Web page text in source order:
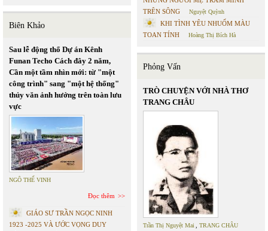
Biên Khảo
Sau lễ động thổ Dự án Kênh
Funan Techo Cách đây 2 năm,
Cần một tầm nhìn mới: từ "một
công trình" sang "một hệ thống"
thủy văn ảnh hưởng trên toàn lưu
vực
NGÔ THẾ VINH
Đọc thêm
GIÁO SƯ TRẦN NGỌC NINH
1923 -2025 VÀ ƯỚC VỌNG DUY
TRÊN SÔNG
Nguyệt Quỳnh
KHI TÌNH YÊU NHUỐM MÀU
TOAN TÍNH
Hoàng Thị Bích Hà
Phỏng Vấn
TRÒ CHUYỆN VỚI NHÀ THƠ
TRANG CHÂU
Trần Thị Nguyệt Mai TRANG CHÂU